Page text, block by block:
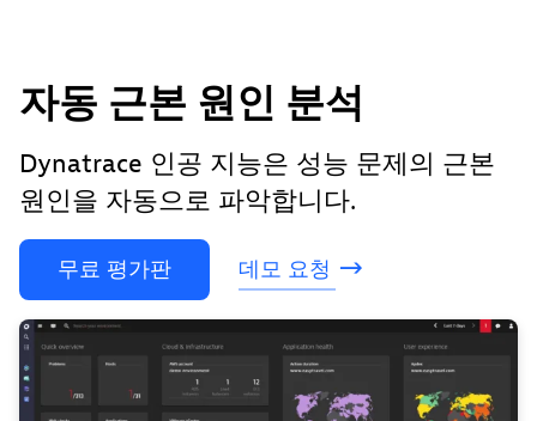
자동 근본 원인 분석
Dynatrace 인공 지능은 성능 문제의 근본
원인을 자동으로 파악합니다.
무료 평가판 데모 요청